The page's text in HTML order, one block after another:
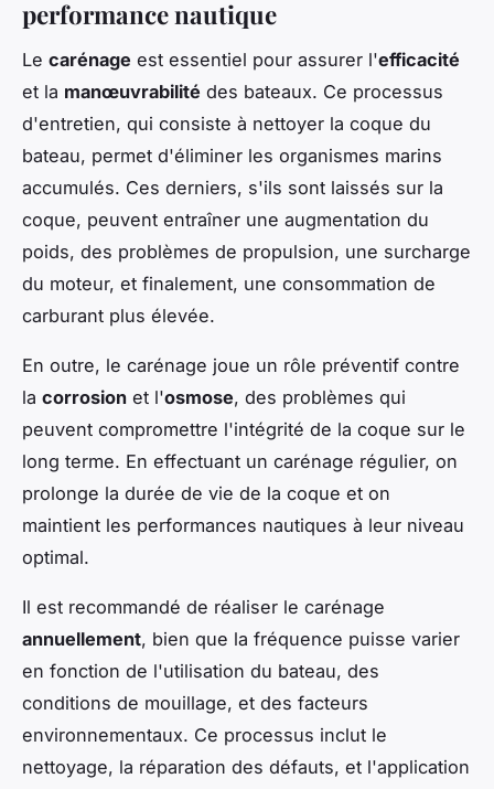
performance nautique
Le carénage est essentiel pour assurer l'efficacité
et la manœuvrabilité des bateaux. Ce processus
d'entretien, qui consiste à nettoyer la coque du
bateau, permet d'éliminer les organismes marins
accumulés. Ces derniers, s'ils sont laissés sur la
coque, peuvent entraîner une augmentation du
poids, des problèmes de propulsion, une surcharge
du moteur, et finalement, une consommation de
carburant plus élevée.
En outre, le carénage joue un rôle préventif contre
la corrosion et l'osmose, des problèmes qui
peuvent compromettre l'intégrité de la coque sur le
long terme. En effectuant un carénage régulier, on
prolonge la durée de vie de la coque et on
maintient les performances nautiques à leur niveau
optimal.
Il est recommandé de réaliser le carénage
annuellement, bien que la fréquence puisse varier
en fonction de l'utilisation du bateau, des
conditions de mouillage, et des facteurs
environnementaux. Ce processus inclut le
nettoyage, la réparation des défauts, et l'application